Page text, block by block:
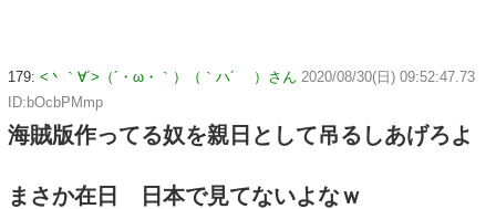
179: <丶｀∀´>（´・ω・｀）（｀ハ´ ）さん 2020/08/30(日) 09:52:47.73
ID:bOcbPMmp
海賊版作ってる奴を親日として吊るしあげろよ
まさか在日 日本で見てないよなｗ